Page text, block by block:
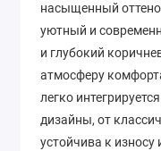
насыщенный
уютный и
и глубокий
атмосферу
легко
дизайны, от
устойчива к износу